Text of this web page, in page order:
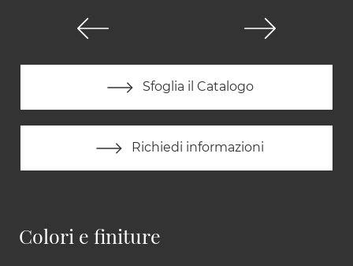
Sfoglia il Catalogo
Richiedi informazioni
Colori e finiture